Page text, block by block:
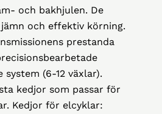
och bakhjulen. De
och effektiv körning.
prestanda
(6-12 växlar).
kedjor som passar för
Kedjor för elcyklar: